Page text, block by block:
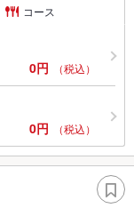
コース
0円 （税込）
0円 （税込）